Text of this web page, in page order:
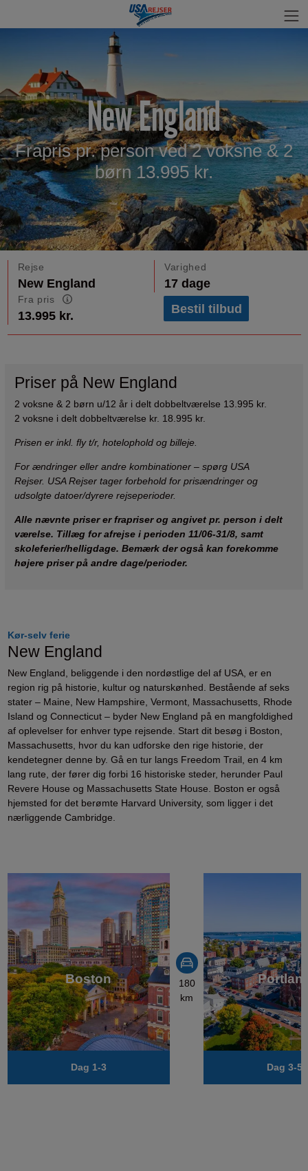
New England
Frapris pr. person ved 2 voksne & 2
børn 13.995 kr.
Rejse
New England
Varighed
17 dage
Fra pris
13.995 kr.
Bestil tilbud
Priser på New England
2 voksne & 2 børn u/12 år i delt dobbeltværelse 13.995 kr.
2 voksne i delt dobbeltværelse kr. 18.995 kr.
Prisen er inkl. fly t/r, hotelophold og billeje.
For ændringer eller andre kombinationer – spørg USA
Rejser. USA Rejser tager forbehold for prisændringer og
udsolgte datoer/dyrere rejseperioder.
Alle nævnte priser er frapriser og angivet pr. person i delt
værelse. Tillæg for afrejse i perioden 11/06-31/8, samt
skoleferier/helligdage. Bemærk der også kan forekomme
højere priser på andre dage/perioder.
Kør-selv ferie
New England
New England, beliggende i den nordøstlige del af USA, er en
region rig på historie, kultur og naturskønhed. Bestående af seks
stater – Maine, New Hampshire, Vermont, Massachusetts, Rhode
Island og Connecticut – byder New England på en mangfoldighed
af oplevelser for enhver type rejsende. Start dit besøg i Boston,
Massachusetts, hvor du kan udforske den rige historie, der
kendetegner denne by. Gå en tur langs Freedom Trail, en 4 km
lang rute, der fører dig forbi 16 historiske steder, herunder Paul
Revere House og Massachusetts State House. Boston er også
hjemsted for det berømte Harvard University, som ligger i det
nærliggende Cambridge.
Boston
Dag 1-3
180
km
Dag 3-5